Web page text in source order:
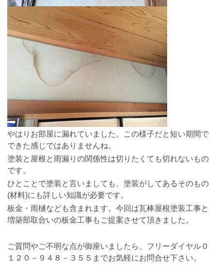
やはりお部屋に漏れていました。この様子だと短い期間で
できた感じではありませんね。
塗装と屋根と雨漏りの関係性は切りたくても切れないもの
です。
ひとことで塗装と言いましても、塗装がしてあるそのもの
(材料)にも詳しい知識が必要です。
板金・雨樋なども含まれます。今回は瓦棒屋根塗装工事と
増築部取合いの板金工事もご提案させて頂きました。
ご質問やご不明な点が御座いましたら、フリーダイヤル０
１２０－９４８－３５５までお気軽にお問合せ下さい。